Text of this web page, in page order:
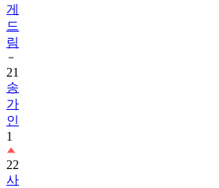
게
드
림
21
송
가
인
1
22
사